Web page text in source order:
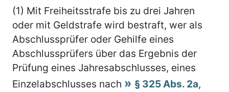
(1) Mit Freiheitsstrafe bis zu drei Jahren
oder mit Geldstrafe wird bestraft, wer als
Abschlussprüfer oder Gehilfe eines
Abschlussprüfers über das Ergebnis der
Prüfung eines Jahresabschlusses, eines
Einzelabschlusses nach
§ 325 Abs. 2a,